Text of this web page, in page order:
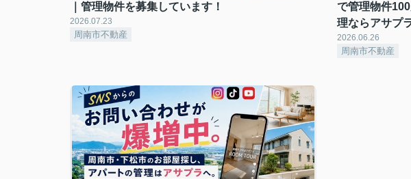
｜管理物件を募集しています！
2026.07.23
周南市不動産
で管理物件
理ならアサプ
2026.06.26
周南市不動産